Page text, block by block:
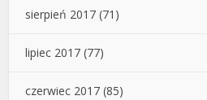
sierpień 2017 (71)
lipiec 2017 (77)
czerwiec 2017 (85)